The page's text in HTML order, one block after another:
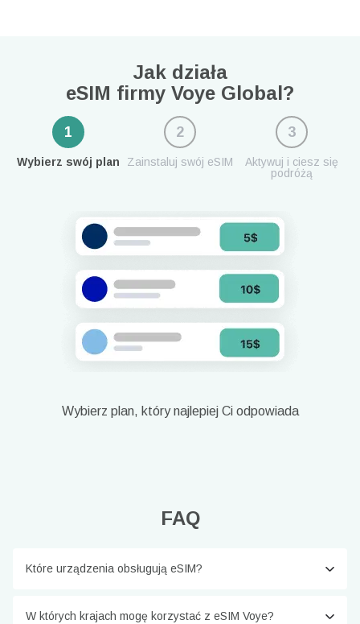
Jak działa
eSIM firmy Voye Global?
1
Wybierz swój plan
2
Zainstaluj swój eSIM
3
Aktywuj i ciesz się
podróżą
Wybierz plan, który najlepiej Ci odpowiada
FAQ
Które urządzenia obsługują eSIM?
W których krajach mogę korzystać z eSIM Voye?